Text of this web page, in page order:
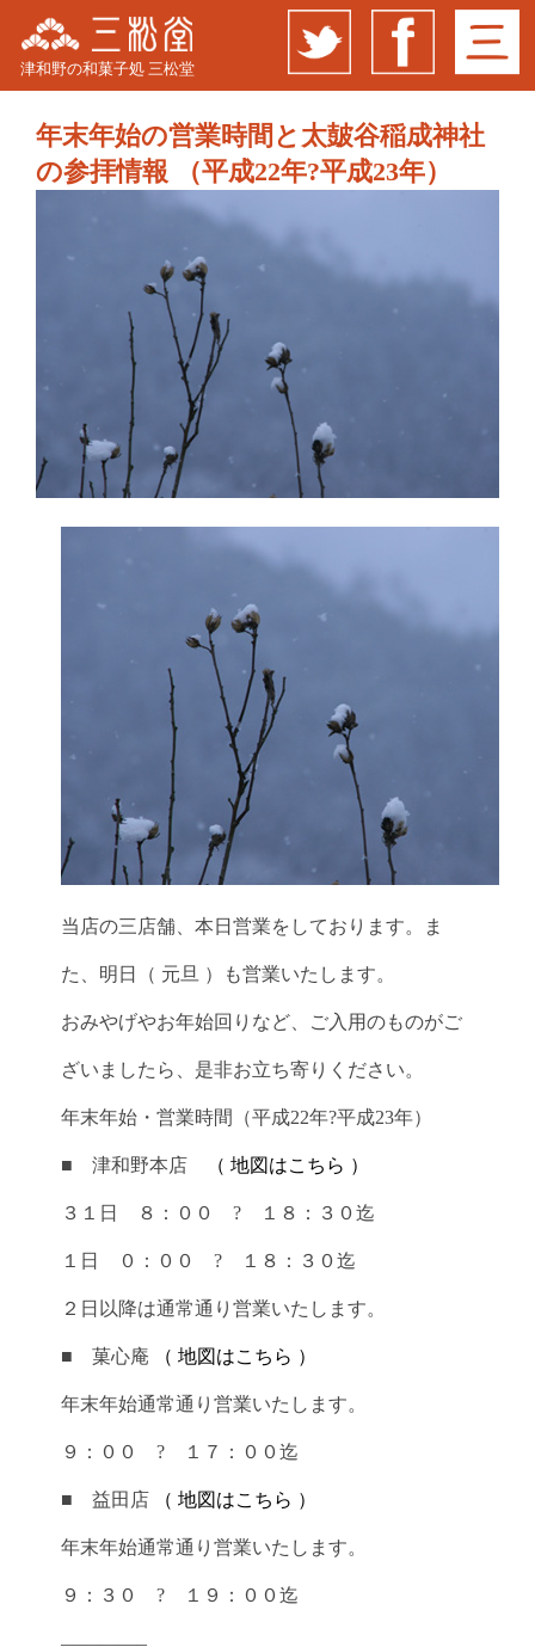
津和野の和菓子処 三松堂
年末年始の営業時間と太皷谷稲成神社
の参拝情報 （平成22年?平成23年）
当店の三店舗、本日営業をしております。ま
た、明日（ 元旦 ）も営業いたします。
おみやげやお年始回りなど、ご入用のものがご
ざいましたら、是非お立ち寄りください。
年末年始・営業時間（平成22年?平成23年）
■ 津和野本店 （ 地図はこちら ）
３１日 ８：００ ? １８：３０迄
１日 ０：００ ? １８：３０迄
２日以降は通常通り営業いたします。
■ 菓心庵 （ 地図はこちら ）
年末年始通常通り営業いたします。
９：００ ? １７：００迄
■ 益田店 （ 地図はこちら ）
年末年始通常通り営業いたします。
９：３０ ? １９：００迄